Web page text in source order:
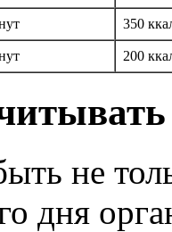
350
200
не
дня